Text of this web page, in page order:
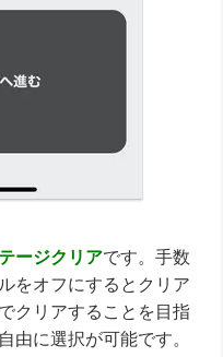
ージクリアです。手数
をオフにするとクリア
クリアすることを目指
由に選択が可能です。